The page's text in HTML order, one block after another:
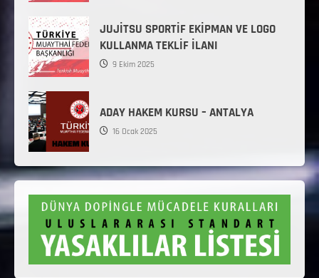
JUJİTSU SPORTİF EKİPMAN VE LOGO
KULLANMA TEKLİF İLANI
9 Ekim 2025
ADAY HAKEM KURSU – ANTALYA
16 Ocak 2025